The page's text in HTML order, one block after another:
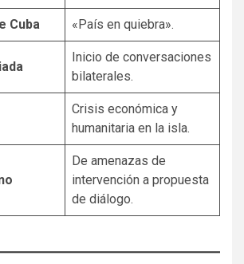
Cuba «País en quiebra».
Inicio de conversaciones
bilaterales.
Crisis económica y
humanitaria en la isla.
De amenazas de
intervención a propuesta
de diálogo.